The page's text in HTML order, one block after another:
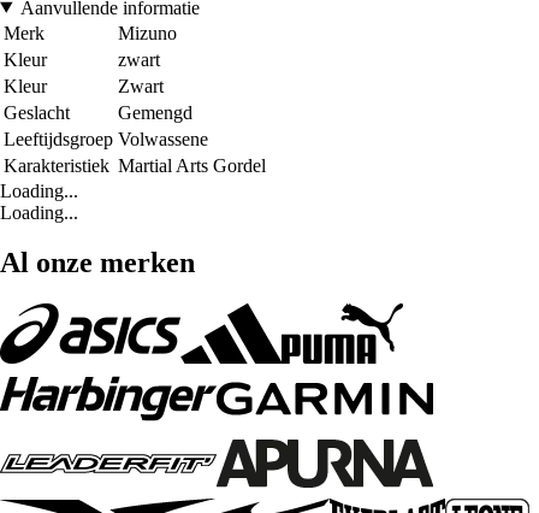
Aanvullende informatie
Merk
Mizuno
Kleur
zwart
Kleur
Zwart
Geslacht
Gemengd
Leeftijdsgroep Volwassene
Karakteristiek Martial Arts Gordel
Loading...
Loading...
Al onze merken